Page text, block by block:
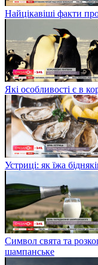
Найцікавіші факти
Які особливості є в
Устриці: як їжа
Символ свята та
шампанське